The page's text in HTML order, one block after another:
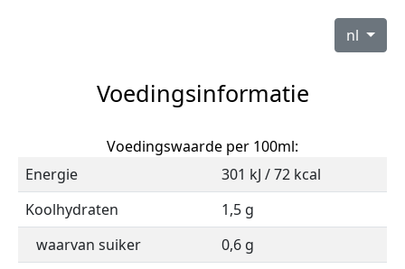
nl
Voedingsinformatie
Voedingswaarde per 100ml:
Energie
301 kJ / 72 kcal
Koolhydraten
1,5 g
waarvan suiker
0,6 g